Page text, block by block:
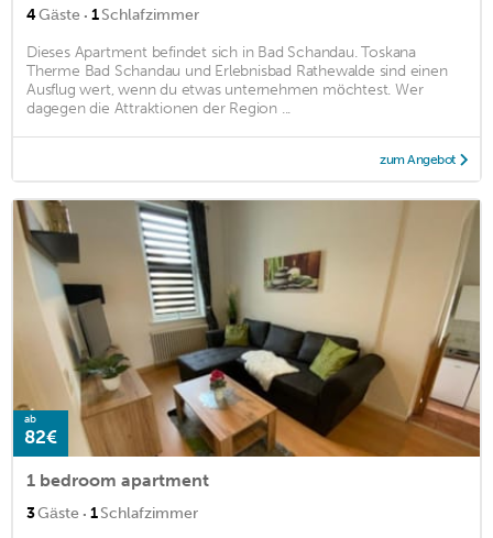
4Gäste · 1Schlafzimmer
Dieses Apartment befindet sich in Bad Schandau. Toskana
Therme Bad Schandau und Erlebnisbad Rathewalde sind einen
Ausflug wert, wenn du etwas unternehmen möchtest. Wer
dagegen die Attraktionen der Region ...
zum Angebot
ab
82€
1 bedroom apartment
3Gäste · 1Schlafzimmer